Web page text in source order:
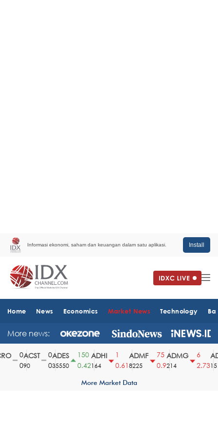
Informasi ekonomi, saham dan keuangan dalam satu aplikasi. Install
Home News Economics Market News Technology
More news:
ACST
90
ADES
35550
150
0.42
ADHI
164
0.61
ADMF
8225
75
0.9
ADMG
214
2.731510
More Market Data